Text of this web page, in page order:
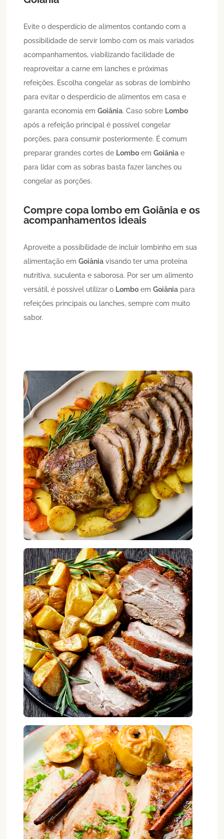
Evite o desperdício de alimentos contando com a
possibilidade de servir lombo com os mais variados
acompanhamentos, viabilizando facilidade de
reaproveitar a carne em lanches e próximas
refeições. Escolha congelar as sobras de lombinho
para evitar o desperdício de alimentos em casa e
garanta economia emGoiânia. Caso sobre Lombo
após a refeição principal é possível congelar
porções, para consumir posteriormente. É comum
preparar grandes cortes de Lombo emGoiânia e
para lidar com as sobras basta fazer lanches ou
congelar as porções.
Compre copa lombo emGoiânia e os
acompanhamentos ideais
Aproveite a possibilidade de incluir lombinho em sua
alimentação emGoiânia visando ter uma proteína
nutritiva, suculenta e saborosa. Por ser um alimento
versátil, é possível utilizar o Lombo emGoiânia para
refeições principais ou lanches, sempre com muito
sabor.